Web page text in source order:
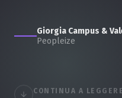
Giorgia Campus &
Peopleize
CONTINUA A LEGGERE